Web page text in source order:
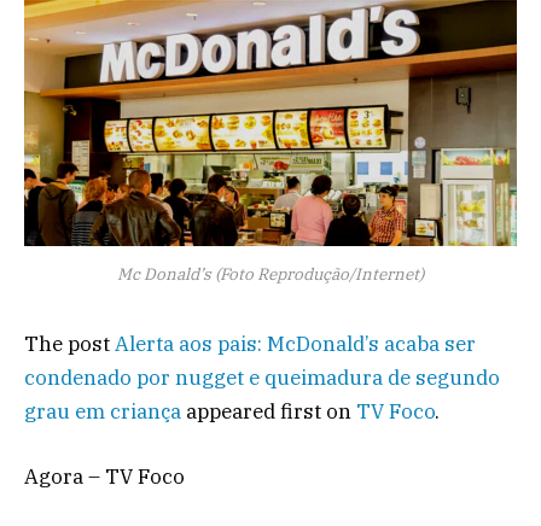
Mc Donald’s (Foto Reprodução/Internet)
The postAlerta aos pais: McDonald’s acaba ser
condenado por nugget e queimadura de segundo
grau em criança appeared first on TV Foco.
Agora – TV Foco